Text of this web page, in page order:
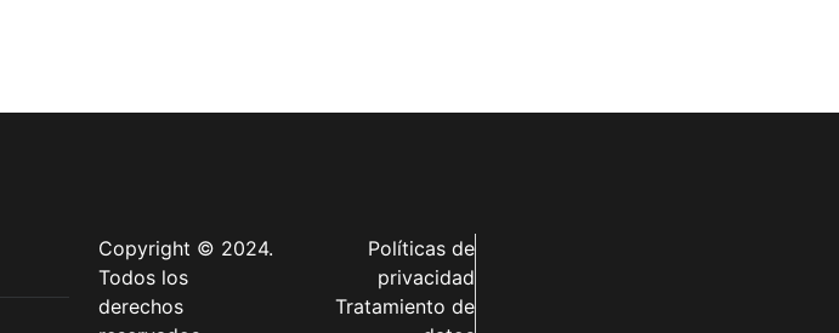
Copyright © 2024.
Todos los
derechos
Políticas de
privacidad
Tratamiento de